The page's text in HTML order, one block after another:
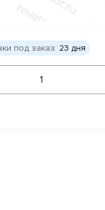
под заказ: 23 дня